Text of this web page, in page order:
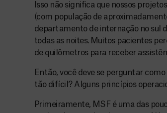
Isso não significa que nossos
(com população de
departamento de internação no sul
todas as noites. Muitos pacientes
de quilômetros para receber
Então, você deve se perguntar
tão difícil? Alguns princípios
Primeiramente, MSF é uma das